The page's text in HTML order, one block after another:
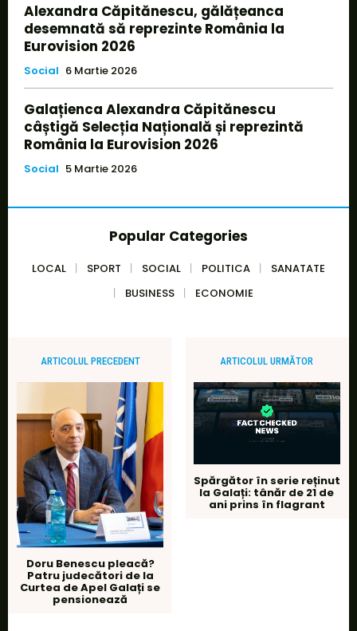
Alexandra Căpitănescu, gălățeanca
desemnată să reprezinte România la
Eurovision 2026
Social 6 Martie 2026
Galațienca Alexandra Căpitănescu
câștigă Selecția Națională și reprezintă
România la Eurovision 2026
Social 5 Martie 2026
Popular Categories
LOCAL SPORT SOCIAL POLITICA
SANATATE
BUSINESS
ECONOMIE
ARTICOLUL PRECEDENT
Doru Benescu pleacă?
Patru judecători de la
Curtea de Apel Galați se
pensionează
ARTICOLUL URMĂTOR
Spărgător în serie reținut
la Galați: tânăr de 21 de
ani prins în flagrant